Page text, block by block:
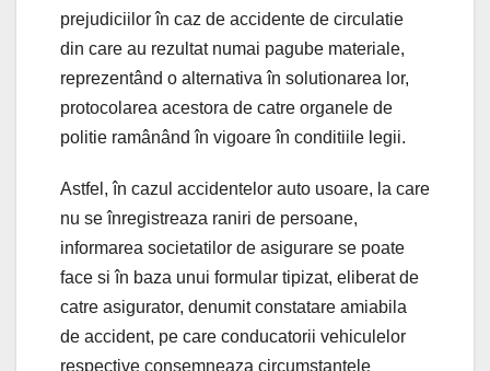
prejudiciilor în caz de accidente de circulatie
din care au rezultat numai pagube materiale,
reprezentând o alternativa în solutionarea lor,
protocolarea acestora de catre organele de
politie ramânând în vigoare în conditiile legii.
Astfel, în cazul accidentelor auto usoare, la care
nu se înregistreaza raniri de persoane,
informarea societatilor de asigurare se poate
face si în baza unui formular tipizat, eliberat de
catre asigurator, denumit constatare amiabila
de accident, pe care conducatorii vehiculelor
respective consemneaza circumstantele